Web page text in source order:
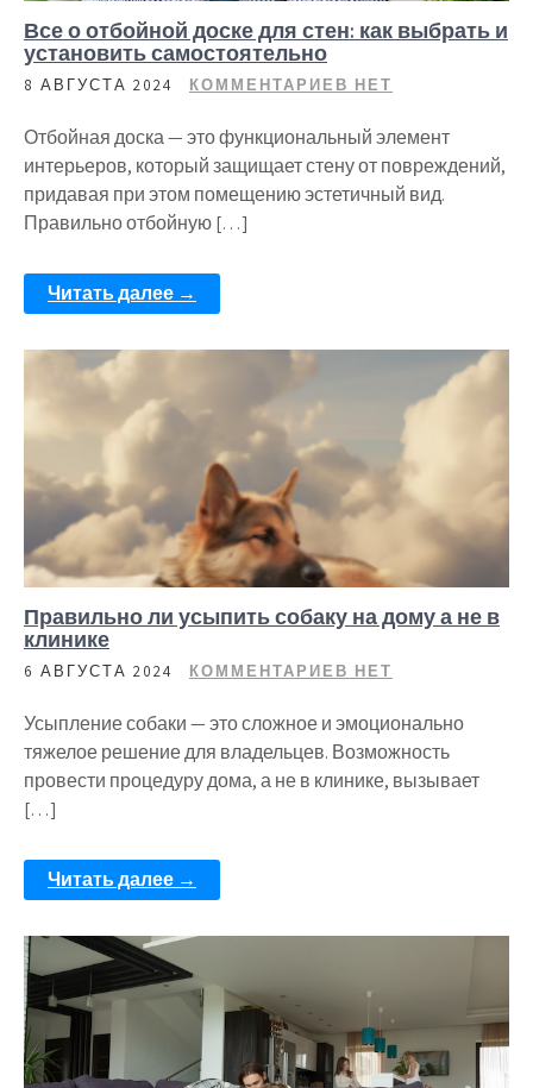
Все о отбойной доске для стен: как выбрать и
установить самостоятельно
8 АВГУСТА 2024 КОММЕНТАРИЕВ НЕТ
Отбойная доска — это функциональный элемент
интерьеров, который защищает стену от повреждений,
придавая при этом помещению эстетичный вид.
Правильно отбойную […]
Читать далее →
Правильно ли усыпить собаку на дому а не в
клинике
6 АВГУСТА 2024 КОММЕНТАРИЕВ НЕТ
Усыпление собаки — это сложное и эмоционально
тяжелое решение для владельцев. Возможность
провести процедуру дома, а не в клинике, вызывает
[…]
Читать далее →